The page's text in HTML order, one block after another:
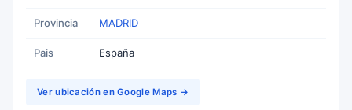
Provincia MADRID
Pais España
Ver ubicación en Google Maps →